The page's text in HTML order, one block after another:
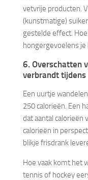
vetvrije producten.
(kunstmatige)
gestelde effect.
hongergevoelens je
6. Overschatten
verbrandt
Een uurtje
250 calorieën. Een
dat aantal calorieën
calorieën in
blikje frisdrank
Hoe vaak komt het
tennis of hockey